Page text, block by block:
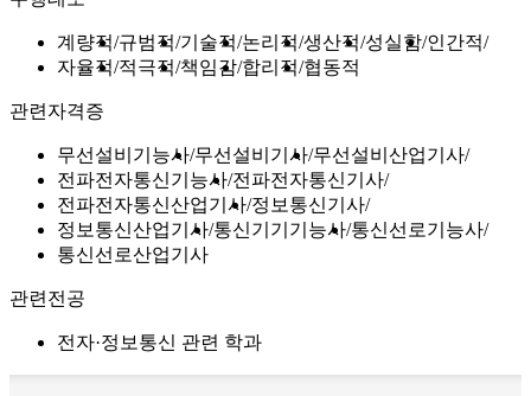
계량적 규범적 기술적 논리적 생산적 성실함 인간적
자율적 적극적 책임감 합리적 협동적
관련자격증
무선설비기능사 무선설비기사 무선설비산업기사
전파전자통신기능사 전파전자통신기사
전파전자통신산업기사 정보통신기사
정보통신산업기사 통신기기기능사 통신선로기능사
통신선로산업기사
관련전공
전자·정보통신 관련 학과